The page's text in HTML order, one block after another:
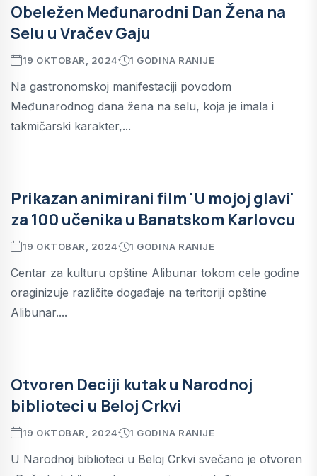
Obeležen Međunarodni Dan Žena na
Selu u Vračev Gaju
19 OKTOBAR, 2024 1 GODINA RANIJE
Na gastronomskoj manifestaciji povodom
Međunarodnog dana žena na selu, koja je imala i
takmičarski karakter,...
Prikazan animirani film 'U mojoj glavi'
za 100 učenika u Banatskom Karlovcu
19 OKTOBAR, 2024 1 GODINA RANIJE
Centar za kulturu opštine Alibunar tokom cele godine
oraginizuje različite događaje na teritoriji opštine
Alibunar....
Otvoren Deciji kutak u Narodnoj
biblioteci u Beloj Crkvi
19 OKTOBAR, 2024 1 GODINA RANIJE
U Narodnoj biblioteci u Beloj Crkvi svečano je otvoren